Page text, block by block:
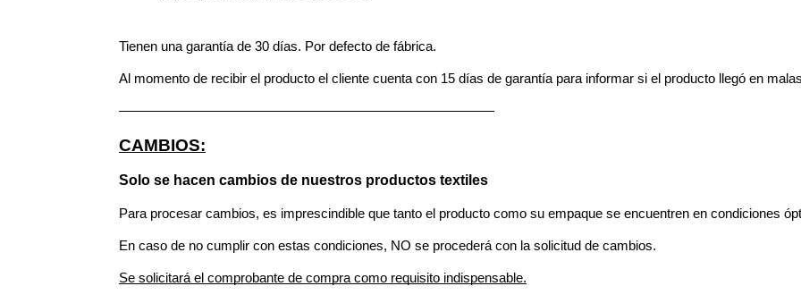
Tienen una garantía de 30 días. Por defecto de fábrica.
Al momento de recibir el producto el cliente cuenta con 15 días de garantía para informar si el producto llegó en
————————————————————————————
CAMBIOS:
Solo se hacen cambios de nuestros productos textiles
Para procesar cambios, es imprescindible que tanto el producto como su empaque se encuentren en condiciones
En caso de no cumplir con estas condiciones, NO se procederá con la solicitud de cambios.
Se solicitará el comprobante de compra como requisito indispensable.